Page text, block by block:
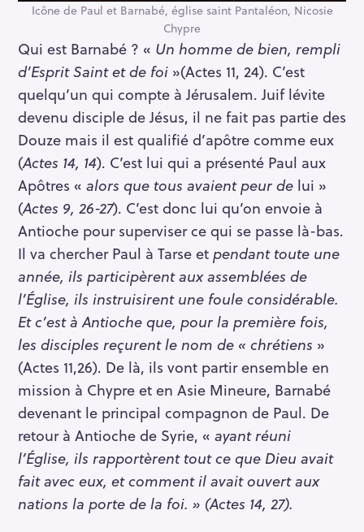
Icône de Paul et Barnabé, église saint Pantaléon, Nicosie
Chypre
Qui est Barnabé ? « Un homme de bien, rempli
d’Esprit Saint et de foi »(Actes 11, 24). C’est
quelqu’un qui compte à Jérusalem. Juif lévite
devenu disciple de Jésus, il ne fait pas partie des
Douze mais il est qualifié d’apôtre comme eux
(Actes 14, 14). C’est lui qui a présenté Paul aux
Apôtres « alors que tous avaient peur de lui »
(Actes 9, 26-27). C’est donc lui qu’on envoie à
Antioche pour superviser ce qui se passe là-bas.
Il va chercher Paul à Tarse etpendant toute une
année, ils participèrent aux assemblées de
l’Église, ils instruisirent une foule considérable.
Et c’est à Antioche que, pour la première fois,
les disciples reçurent le nom de « chrétiens »
(Actes 11,26). De là, ils vont partir ensemble en
mission à Chypre et en Asie Mineure, Barnabé
devenant le principal compagnon de Paul. De
retour à Antioche de Syrie, « ayant réuni
l’Église, ils rapportèrent tout ce que Dieu avait
fait avec eux, et comment il avait ouvert aux
nations la porte de la foi. » (Actes 14, 27).